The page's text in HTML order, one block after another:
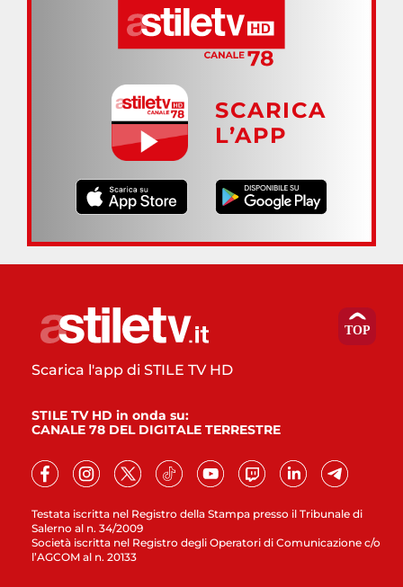
SCARICA
L’APP
Testata iscritta nel Registro della Stampa presso il Tribunale di
Salerno al n. 34/2009
Società iscritta nel Registro degli Operatori di Comunicazione c/o
l’AGCOM al n. 20133
Scarica l'app di STILE TV HD
STILE TV HD in onda su:
CANALE 78 DEL DIGITALE TERRESTRE